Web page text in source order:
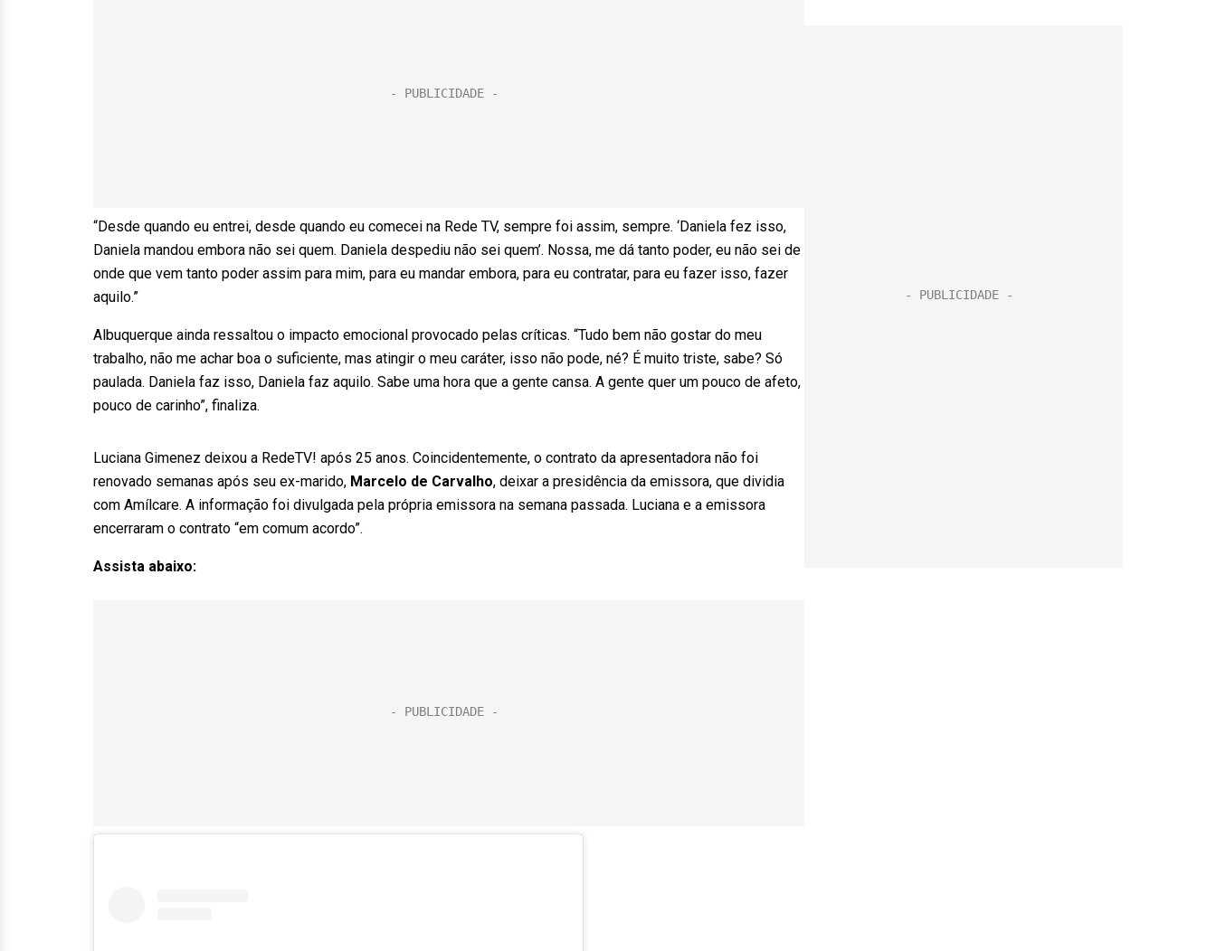
“Desde quando eu entrei, desde quando eu comecei na Rede TV, sempre foi assim, sempre. ‘Daniela fez isso,
Daniela mandou embora não sei quem. Daniela despediu não sei quem’. Nossa, me dá tanto poder, eu não sei de
onde que vem tanto poder assim para mim, para eu mandar embora, para eu contratar, para eu fazer isso, fazer
aquilo.”
Albuquerque ainda ressaltou o impacto emocional provocado pelas críticas. “Tudo bem não gostar do meu
trabalho, não me achar boa o suficiente, mas atingir o meu caráter, isso não pode, né? É muito triste, sabe? Só
paulada. Daniela faz isso, Daniela faz aquilo. Sabe uma hora que a gente cansa. A gente quer um pouco de afeto,
pouco de carinho”, finaliza.
Luciana Gimenez deixou a RedeTV! após 25 anos. Coincidentemente, o contrato da apresentadora não foi
renovado semanas após seu ex-marido, Marcelo de Carvalho, deixar a presidência da emissora, que dividia
com Amílcare. A informação foi divulgada pela própria emissora na semana passada. Luciana e a emissora
encerraram o contrato “em comum acordo”.
Assista abaixo: